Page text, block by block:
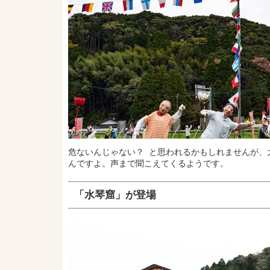
危ないんじゃない？ と思われるかもしれませんが
んですよ。声まで聞こえてくるようです。
「水琴窟」が登場